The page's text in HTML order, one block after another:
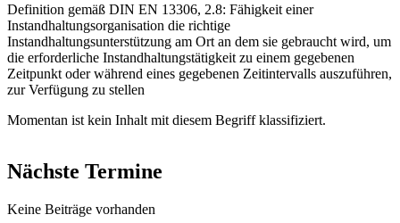
Definition gemäß DIN EN 13306, 2.8: Fähigkeit einer
Instandhaltungsorganisation die richtige
Instandhaltungsunterstützung am Ort an dem sie gebraucht wird, um
die erforderliche Instandhaltungstätigkeit zu einem gegebenen
Zeitpunkt oder während eines gegebenen Zeitintervalls auszuführen,
zur Verfügung zu stellen
Momentan ist kein Inhalt mit diesem Begriff klassifiziert.
Nächste Termine
Keine Beiträge vorhanden